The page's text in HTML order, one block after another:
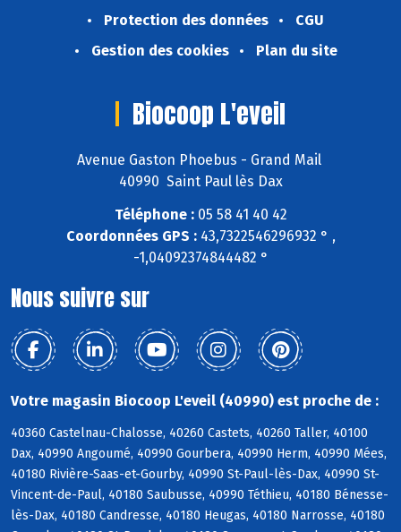
Protection des données
CGU
Gestion des cookies
Plan du site
Biocoop L'eveil
Avenue Gaston Phoebus - Grand Mail
40990 Saint Paul lès Dax
Téléphone :05 58 41 40 42
Coordonnées GPS :43,7322546296932 ° ,
-1,04092374844482 °
Nous suivre sur
Votre magasin Biocoop L'eveil (40990) est proche de :
40360 Castelnau-Chalosse, 40260 Castets, 40260 Taller, 40100
Dax, 40990 Angoumé, 40990 Gourbera, 40990 Herm, 40990 Mées,
40180 Rivière-Saas-et-Gourby, 40990 St-Paul-lès-Dax, 40990 St-
Vincent-de-Paul, 40180 Saubusse, 40990 Téthieu, 40180 Bénesse-
lès-Dax, 40180 Candresse, 40180 Heugas, 40180 Narrosse, 40180